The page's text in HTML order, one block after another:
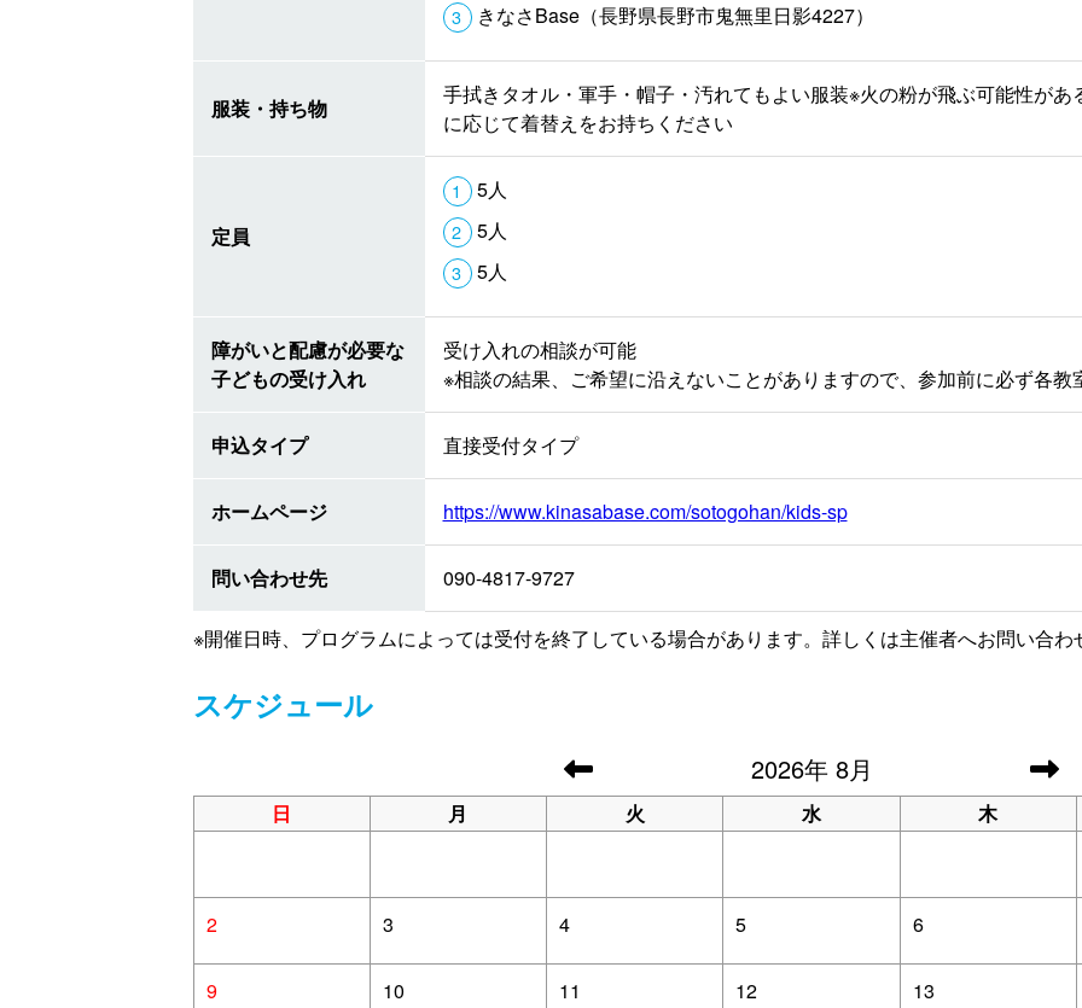
きなさBase（長野県長野市鬼無里日影4227）
服装・持ち物
手拭きタオル・軍手・帽子・汚れてもよい服装​ ※火の粉が飛ぶ可能性が
に応じて着替えをお持ちください
定員
5人
5人
5人
障がいと配慮が必要な
子どもの受け入れ
受け入れの相談が可能
※相談の結果、ご希望に沿えないことがありますので、参加前に必ず各
申込タイプ 直接受付タイプ
ホームページ https://www.kinasabase.com/sotogohan/kids-sp
問い合わせ先 090-4817-9727
※開催日時、プログラムによっては受付を終了している場合があります。詳しくは主催者へお問い合わ
スケジュール
2026年 8月
日 月 火 水 木
2 3 4 5 6
9 10 11 12 13